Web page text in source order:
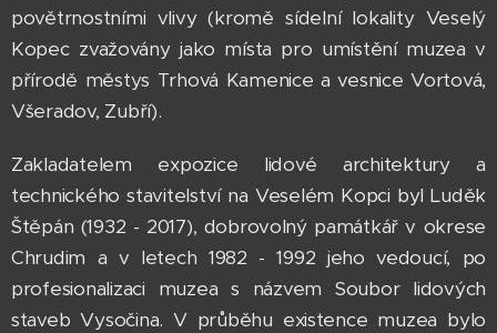
povětrnostními vlivy (kromě sídelní lokality Veselý
Kopec zvažovány jako místa pro umístění muzea v
přírodě městys Trhová Kamenice a vesnice Vortová,
Všeradov, Zubří).
Zakladatelem expozice lidové architektury a
technického stavitelství na Veselém Kopci byl Luděk
Štěpán (1932 - 2017), dobrovolný památkář v okrese
Chrudim a v letech 1982 - 1992 jeho vedoucí, po
profesionalizaci muzea s názvem Soubor lidových
staveb Vysočina. V průběhu existence muzea bylo